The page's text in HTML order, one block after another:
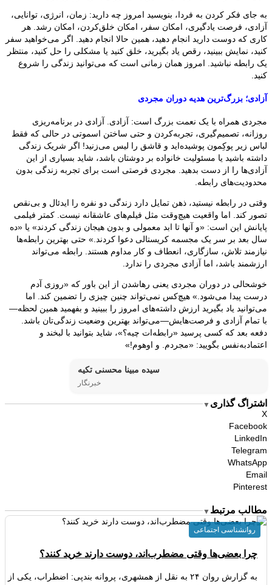
به جای فکر کردن به فردا، بنویسید امروز چه دارید: زمان، انرژی، توانایی،
آزادی، فرصت یادگیری، امکان سفر، امکان خلق‌کردن، امکان رشد. هر
کاری که دوست دارید انجام دهید، همین حالا انجام دهید. اگر می‌خواهید سفر
کنید، نمایش ببینید، رقص یاد بگیرید، خلق کنید یا مشکلی را حل کنید، منتظر
یک رابطه نباشید. امروز همان زمانی است که می‌توانید زندگی را شروع
کنید.
آزادی؛ بزرگ‌ترین هدیه دوران مجردی
مجردی همراه با یک نعمت بزرگ است: آزادی. آزادی در برنامه‌ریزی
روزانه، تصمیم‌گیری، تجربه‌کردن و حتی ساختن اسموتی در حالی که فقط
لباس زیر پوکِمون پوشیده‌اید و قاشق را لیس می‌زنید! اگر شریک زندگی
داشته باشید یا مسئولیت خانواده بر دوشتان باشد، شاید بسیاری از این
آزادی‌ها را از دست بدهید. مجردی فرصتی است برای تجربه زندگی بدون
محدودیت‌های رابطه.
وقتی در رابطه نیستید، ذهن تمایل دارد زندگی دو نفره را ایدئال و بی‌نقص
تصور کند. اما واقعیت هیچ‌وقت مثل فیلم‌های عاشقانه نیست. کمتر فیلمی
پایانش این است: «و آنها تا ابد معمولی و بدون هیجان زندگی کردند» یا «ده
سال بعد بر سر یک مجسمه کریستالی دعوا کردند.» حتی بهترین رابطه‌ها
نیازمند تلاش، سازگاری، انعطاف و کار مداوم هستند. رابطه می‌تواند
ارزشمند باشد، اما آزادی مجردی را ندارد.
خوشحالی در دوران مجردی یعنی رهاشدن از این باور که «روزی آدم
درست پیدا می‌شود.» هیچ‌کس نمی‌تواند چنین چیزی را تضمین کند. اما
می‌توانید یاد بگیرید ارزش داشته‌های امروز را ببینید و بفهمید همین لحظه—
با تمام آزادی و فرصت‌هایش—می‌تواند بهترین وضعیت زندگی‌تان باشد.
دفعه بعد که کسی پرسید «رابطه‌ات چیه؟»، شاید بتوانید با لبخند و
اعتمادبه‌نفس بگویید: «مجردم. و اوهوم!»
سیده مبینا محسنی تکیه
خبرنگار
اشتراگ گذاری ▼
X
Facebook
LinkedIn
Telegram
WhatsApp
Email
Pinterest
مطالب مرتبط ▼
چرا بعضی‌ها وقتی مضطرب‌اند، دوست دارند خرید کنند؟
به گزارش روان ۲۴ به نقل از همشهری، پروانه بندپی: اضطراب، یکی از
روانشناسی اجتماعی